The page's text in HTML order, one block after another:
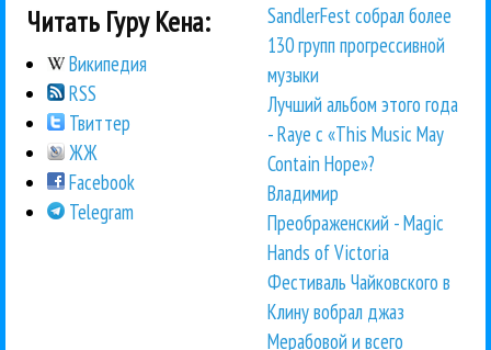
Читать Гуру Кена:
Википедия
RSS
Твиттер
ЖЖ
Facebook
Telegram
SandlerFest собрал более
130 групп прогрессивной
музыки
Лучший альбом этого года
- Raye с «This Music May
Contain Hope»?
Владимир
Преображенский - Magic
Hands of Victoria
Фестиваль Чайковского в
Клину вобрал джаз
Мерабовой и всего